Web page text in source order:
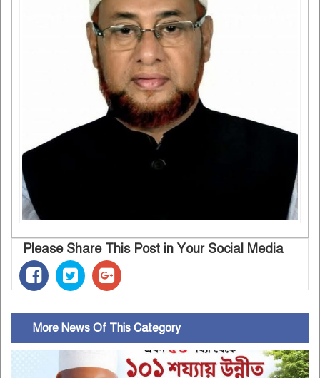
Please Share This Post in Your Social Media
More News Of This Category